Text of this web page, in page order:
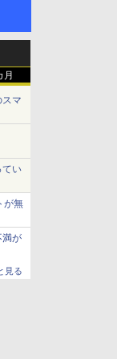
月
スマ
い
が無
満が
見る